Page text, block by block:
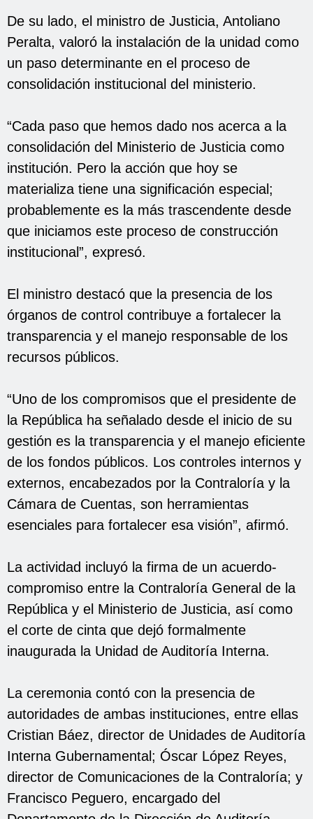
De su lado, el ministro de Justicia, Antoliano
Peralta, valoró la instalación de la unidad como
un paso determinante en el proceso de
consolidación institucional del ministerio.
“Cada paso que hemos dado nos acerca a la
consolidación del Ministerio de Justicia como
institución. Pero la acción que hoy se
materializa tiene una significación especial;
probablemente es la más trascendente desde
que iniciamos este proceso de construcción
institucional”, expresó.
El ministro destacó que la presencia de los
órganos de control contribuye a fortalecer la
transparencia y el manejo responsable de los
recursos públicos.
“Uno de los compromisos que el presidente de
la República ha señalado desde el inicio de su
gestión es la transparencia y el manejo eficiente
de los fondos públicos. Los controles internos y
externos, encabezados por la Contraloría y la
Cámara de Cuentas, son herramientas
esenciales para fortalecer esa visión”, afirmó.
La actividad incluyó la firma de un acuerdo-
compromiso entre la Contraloría General de la
República y el Ministerio de Justicia, así como
el corte de cinta que dejó formalmente
inaugurada la Unidad de Auditoría Interna.
La ceremonia contó con la presencia de
autoridades de ambas instituciones, entre ellas
Cristian Báez, director de Unidades de Auditoría
Interna Gubernamental; Óscar López Reyes,
director de Comunicaciones de la Contraloría; y
Francisco Peguero, encargado del